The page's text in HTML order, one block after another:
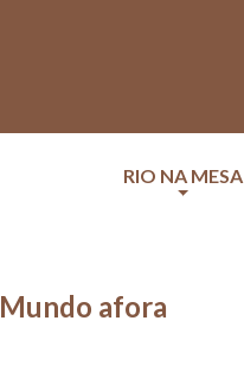
RIO NA MESA
Mundo afora